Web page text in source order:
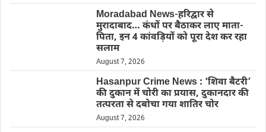
Moradabad News-हरिद्वार से
मुरादाबाद… कंधों पर बैठाकर लाए माता-
पिता, इन 4 कांवड़ियों को पूरा देश कर रहा
सलाम
August 7, 2026
Hasanpur Crime News : ‘शिवा बैटरी’
की दुकान में चोरी का प्रयास, दुकानदार की
तत्परता से दबोचा गया शातिर चोर
August 7, 2026